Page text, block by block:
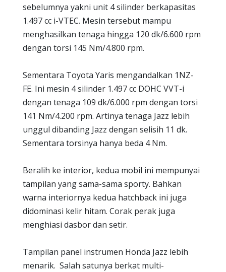
sebelumnya yakni unit 4 silinder berkapasitas
1.497 cc i-VTEC. Mesin tersebut mampu
menghasilkan tenaga hingga 120 dk/6.600 rpm
dengan torsi 145 Nm/4.800 rpm.
Sementara Toyota Yaris mengandalkan 1NZ-
FE. Ini mesin 4 silinder 1.497 cc DOHC VVT-i
dengan tenaga 109 dk/6.000 rpm dengan torsi
141 Nm/4.200 rpm. Artinya tenaga Jazz lebih
unggul dibanding Jazz dengan selisih 11 dk.
Sementara torsinya hanya beda 4 Nm.
Beralih ke interior, kedua mobil ini mempunyai
tampilan yang sama-sama sporty. Bahkan
warna interiornya kedua hatchback ini juga
didominasi kelir hitam. Corak perak juga
menghiasi dasbor dan setir.
Tampilan panel instrumen Honda Jazz lebih
menarik. Salah satunya berkat multi-